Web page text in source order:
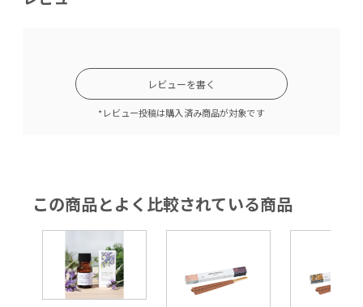
レビューを書く
*レビュー投稿は購入済み商品が対象です
この商品とよく比較されている商品